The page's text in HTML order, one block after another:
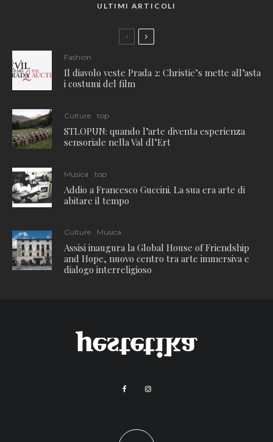
ULTIMI ARTICOLI
Fashion
Il diavolo veste Prada 2: Christie’s mette all’asta
i costumi del film
Culture top
STLOPUN: quando l’arte diventa esperienza
sensoriale nella Val dl’Ert
Musica top
Addio a Francesco Guccini. La sua era arte di
abitare il tempo
Culture Musica
Assisi inaugura la Global House of Friendship
and Hope, nuovo centro tra arte immersiva e
dialogo interreligioso